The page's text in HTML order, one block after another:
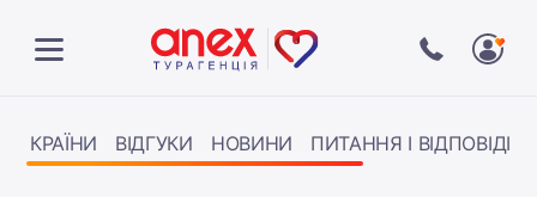
КРАЇНИ ВІДГУКИ НОВИНИ ПИТАННЯ І ВІДПОВІДІ